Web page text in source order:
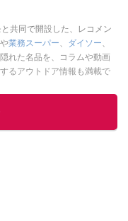
共同で開設した、レコメン
や業務スーパー ダイソー
れた名品を、コラムや動画
るアウトドア情報も満載で
しているので、ぜひ